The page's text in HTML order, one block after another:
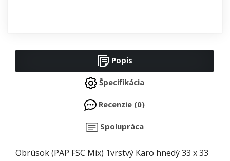
Popis
Špecifikácia
Recenzie (0)
Spolupráca
Obrúsok (PAP FSC Mix) 1vrstvý Karo hnedý 33 x 33